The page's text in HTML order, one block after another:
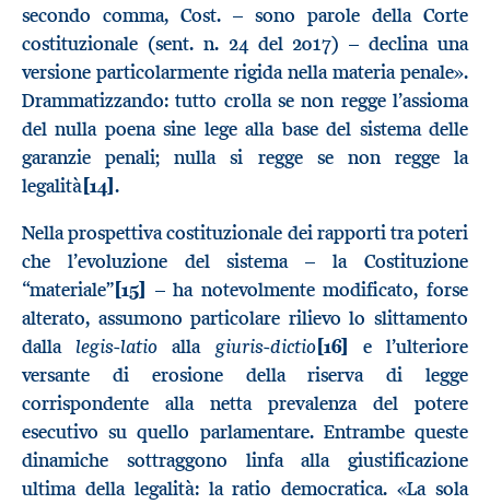
secondo comma, Cost. – sono parole della Corte
costituzionale (sent. n. 24 del 2017) – declina una
versione particolarmente rigida nella materia penale».
Drammatizzando: tutto crolla se non regge l’assioma
del nulla poena sine lege alla base del sistema delle
garanzie penali; nulla si regge se non regge la
legalità[14].
Nella prospettiva costituzionale dei rapporti tra poteri
che l’evoluzione del sistema – la Costituzione
“materiale”[15] – ha notevolmente modificato, forse
alterato, assumono particolare rilievo lo slittamento
dallalegis-latio alla giuris-dictio[16]
e l’ulteriore
versante di erosione della riserva di legge
corrispondente alla netta prevalenza del potere
esecutivo su quello parlamentare. Entrambe queste
dinamiche sottraggono linfa alla giustificazione
ultima della legalità: la ratio democratica. «La sola